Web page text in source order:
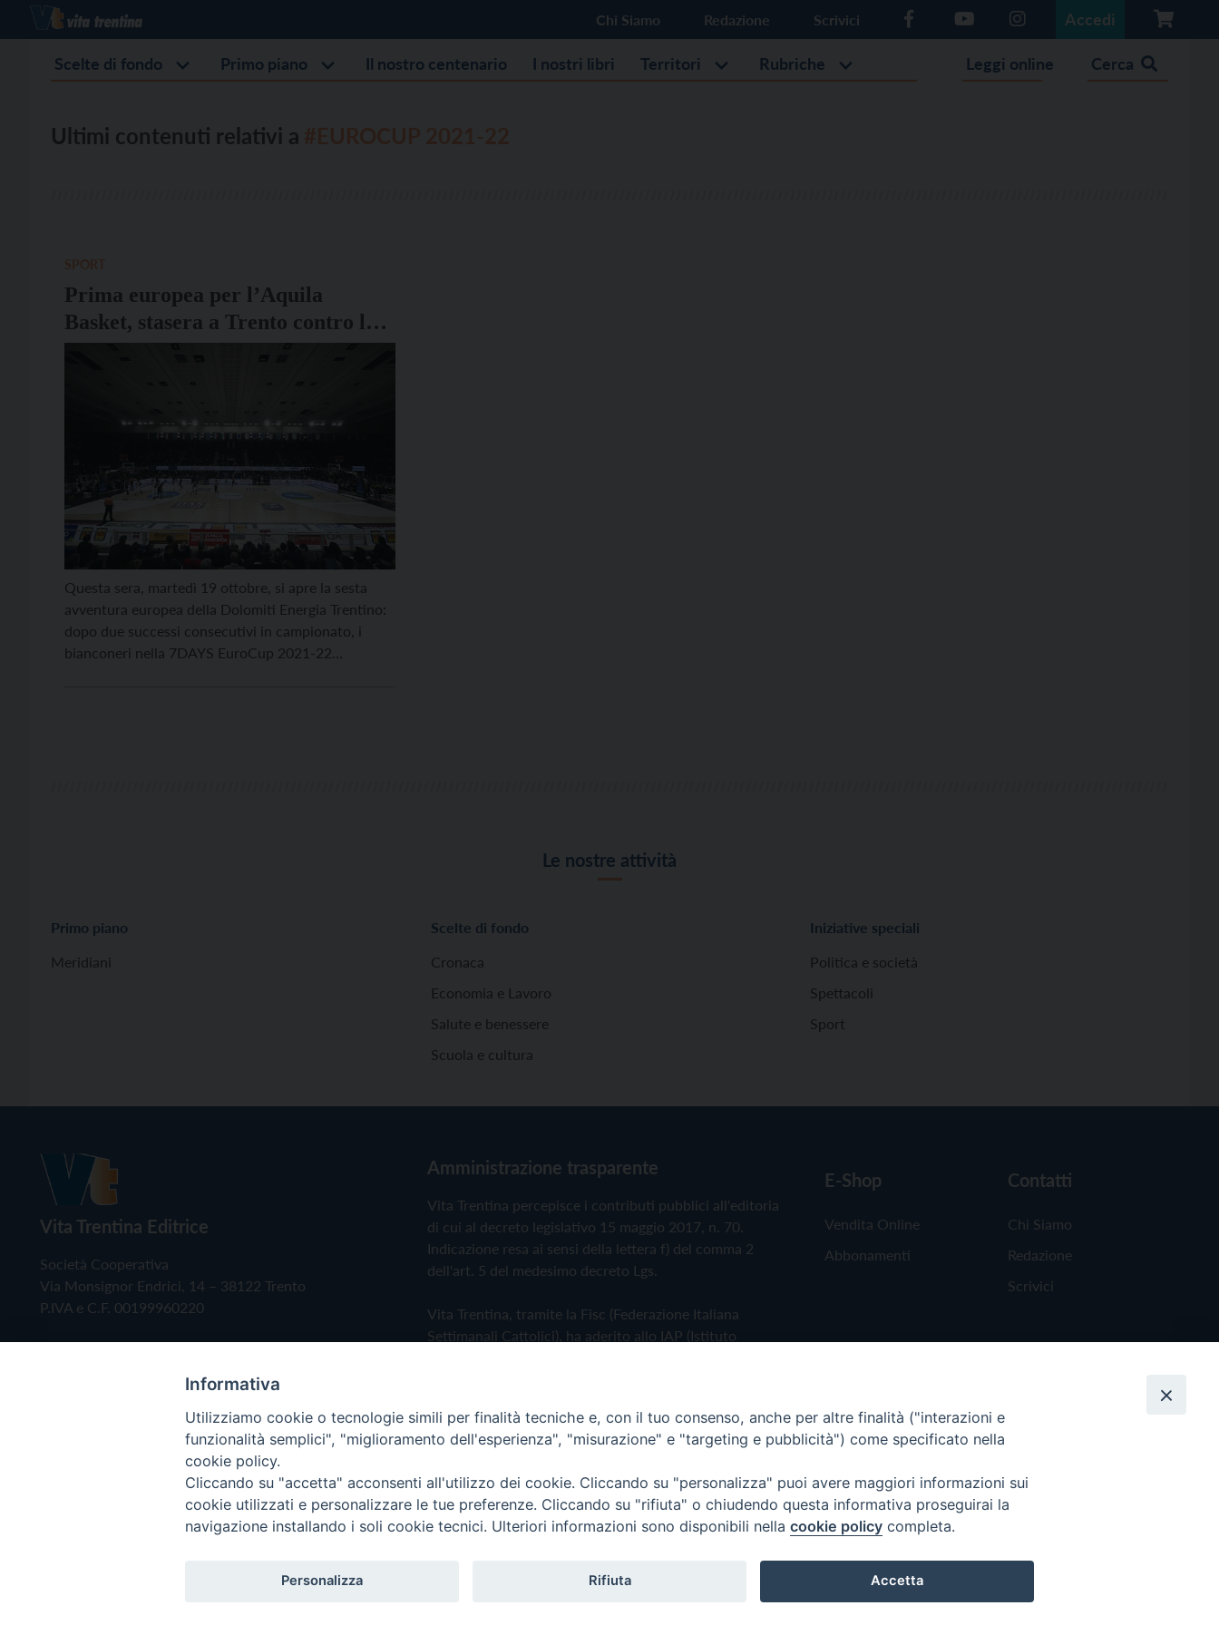
Chi Siamo Redazione Scrivici Accedi
Scelte di fondo Primo piano Il nostro centenario I nostri libri Territori Rubriche Leggi online Cerca
Ultimi contenuti relativi a
Prima europea per l’Aquila
Basket, stasera a Trento contro la
spagnola Joventut Badalona
Questa sera, martedì 19 ottobre, si apre la sesta
avventura europea della Dolomiti Energia Trentino:
dopo due successi consecutivi in campionato, i
bianconeri nella 7DAYS EuroCup 2021-22
Le nostre attività
Primo piano
Meridiani
Scelte di fondo
Cronaca
Economia e Lavoro
Salute e benessere
Scuola e cultura
Iniziative speciali
Politica e società
Spettacoli
Sport
Vita Trentina Editrice
Società Cooperativa
Via Monsignor Endrici, 14 – 38122 Trento
P.IVA e C.F. 00199960220
Amministrazione trasparente
Vita Trentina percepisce i contributi pubblici all'editoria
di cui al decreto legislativo 15 maggio 2017, n. 70.
Indicazione resa ai sensi della lettera f) del comma 2
dell'art. 5 del medesimo decreto Lgs.
Vita Trentina, tramite la Fisc (Federazione Italiana
Settimanali Cattolici), ha aderito allo IAP (Istituto
Privacy Policy Cookie Policy
E-Shop
Vendita Online
Abbonamenti
Contatti
Chi Siamo
Redazione
Scrivici
Copyright © 2019 - Tutti i diritti riservati - Vita Trentina Editrice
Informativa
Utilizziamo cookie o tecnologie simili per finalità tecniche e, con il tuo consenso, anche per altre finalità ("interazioni e
funzionalità semplici", "miglioramento dell'esperienza", "misurazione" e "targeting e pubblicità") come specificato nella
cookie policy.
Cliccando su "accetta" acconsenti all'utilizzo dei cookie. Cliccando su "personalizza" puoi avere maggiori informazioni sui
cookie utilizzati e personalizzare le tue preferenze. Cliccando su "rifiuta" o chiudendo questa informativa proseguirai la
navigazione installando i soli cookie tecnici. Ulteriori informazioni sono disponibili nella cookie policy completa.
Personalizza Rifiuta Accetta